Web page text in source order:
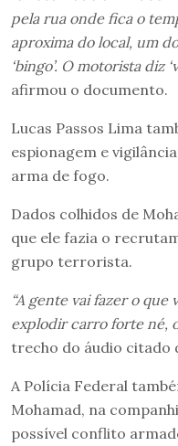
pela rua onde fica o
aproxima do local, um
‘bingo’. O motorista diz
afirmou o documento.
Lucas Passos Lima
espionagem e
arma de fogo.
Dados colhidos de
que ele fazia o
grupo terrorista.
“A gente vai fazer o que
explodir carro forte né,
trecho do áudio citado
A Polícia Federal
Mohamad, na
possível conflito